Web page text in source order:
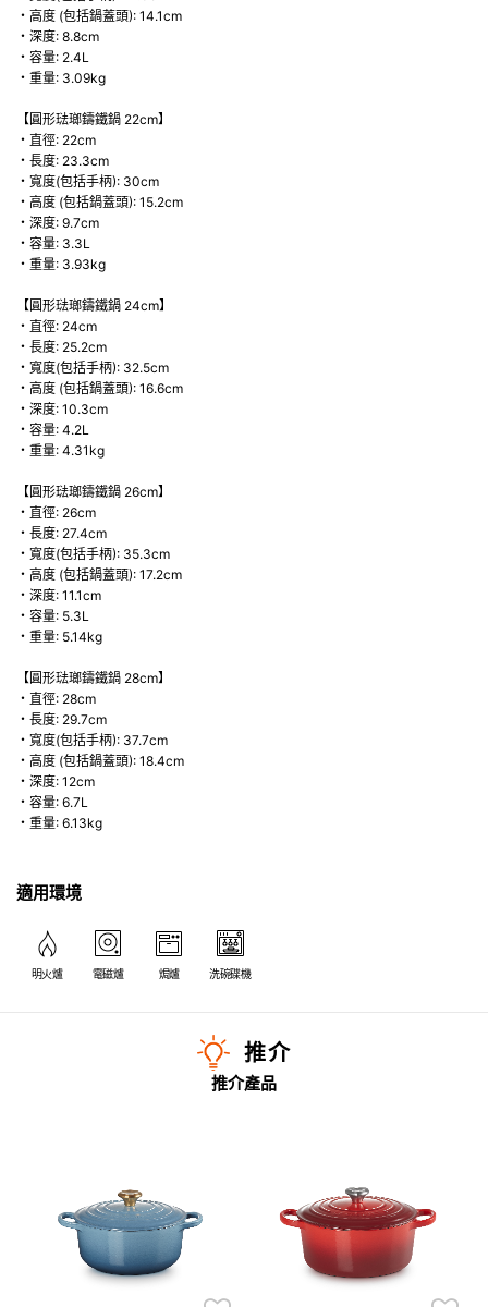
・高度 (包括鍋蓋頭): 14.1cm
・深度: 8.8cm
・容量: 2.4L
・重量: 3.09kg
【圓形琺瑯鑄鐵鍋 22cm】
・直徑: 22cm
・長度: 23.3cm
・寬度(包括手柄): 30cm
・高度 (包括鍋蓋頭): 15.2cm
・深度: 9.7cm
・容量: 3.3L
・重量: 3.93kg
【圓形琺瑯鑄鐵鍋 24cm】
・直徑: 24cm
・長度: 25.2cm
・寬度(包括手柄): 32.5cm
・高度 (包括鍋蓋頭): 16.6cm
・深度: 10.3cm
・容量: 4.2L
・重量: 4.31kg
【圓形琺瑯鑄鐵鍋 26cm】
・直徑: 26cm
・長度: 27.4cm
・寬度(包括手柄): 35.3cm
・高度 (包括鍋蓋頭): 17.2cm
・深度: 11.1cm
・容量: 5.3L
・重量: 5.14kg
【圓形琺瑯鑄鐵鍋 28cm】
・直徑: 28cm
・長度: 29.7cm
・寬度(包括手柄): 37.7cm
・高度 (包括鍋蓋頭): 18.4cm
・深度: 12cm
・容量: 6.7L
・重量: 6.13kg
適用環境
明火爐 電磁爐 焗爐 洗碗碟機
推介
推介產品